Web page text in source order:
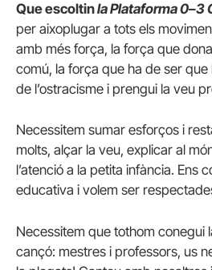
Que escoltinla Plataforma 0–3
per aixoplugar a tots els
amb més força, la força que
comú, la força que ha de ser
de l’ostracisme i prengui la veu
Necessitem sumar esforços i
molts, alçar la veu, explicar al
l’atenció a la petita infància. Ens
educativa i volem ser
Necessitem que tothom conegui
cançó: mestres i professors, us